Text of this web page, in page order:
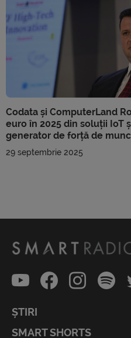
Codata și ComputerLand
euro în 2025 din soluții IoT
generator de forță de
29 septembrie 2025
ȘTIRI
SMART SHORTS